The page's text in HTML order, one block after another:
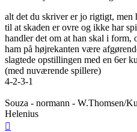
alt det du skriver er jo rigtigt, men
til at skaden er ovre og ikke har
handler det om at han skal i form,
ham på højrekanten være
slagtede opstillingen med en 6er
(med nuværende spillere)
4-2-3-1
Souza - normann - W.Thomsen/
Helenius